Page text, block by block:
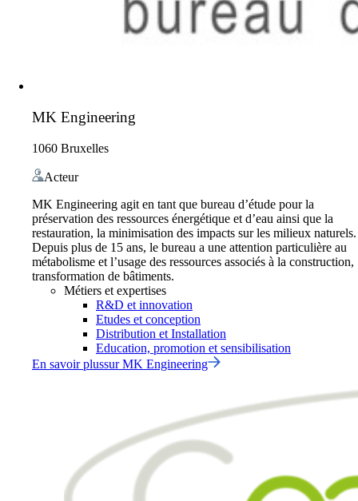
MK Engineering
1060 Bruxelles
Acteur
MK Engineering agit en tant que bureau d’étude pour la
préservation des ressources énergétique et d’eau ainsi que la
restauration, la minimisation des impacts sur les milieux naturels.
Depuis plus de 15 ans, le bureau a une attention particulière au
métabolisme et l’usage des ressources associés à la construction,
transformation de bâtiments.
Métiers et expertises
R&D et innovation
Etudes et conception
Distribution et Installation
Education, promotion et sensibilisation
En savoir plussurMK Engineering